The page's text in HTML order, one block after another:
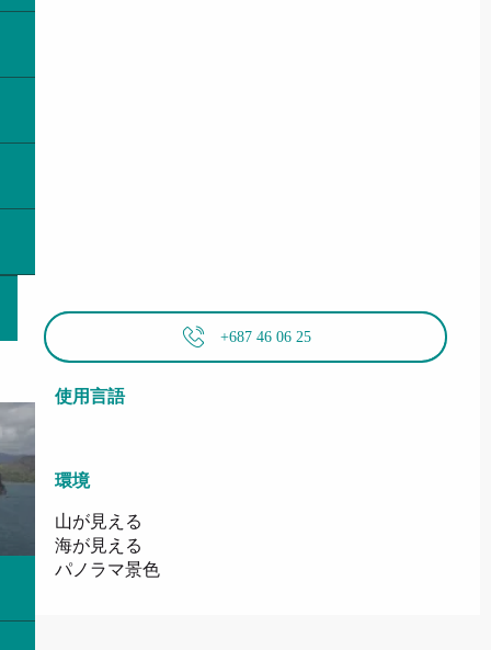
+687 46 06 25
使用言語
使用言語
環境
環境
山が見える
海が見える
パノラマ景色